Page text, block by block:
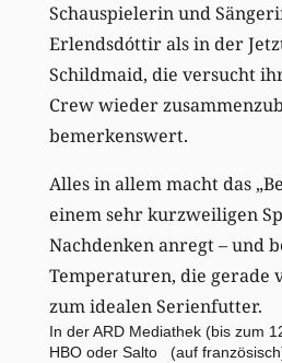
Schauspielerin und
Erlendsdóttir als in der
Schildmaid, die versucht
Crew wieder
bemerkenswert.
Alles in allem macht das
einem sehr kurzweiligen
Nachdenken anregt – und
Temperaturen, die gerade
zum idealen Serienfutter.
In der ARD Mediathek (bis zum
HBO oder Salto (auf